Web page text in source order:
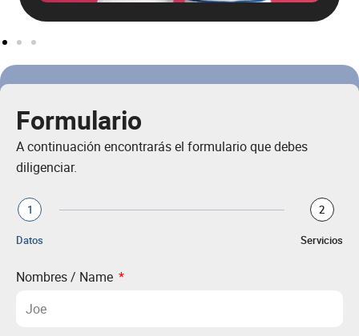
Formulario
A continuación encontrarás el formulario que debes
diligenciar.
1
Datos
2
Servicios
Nombres / Name